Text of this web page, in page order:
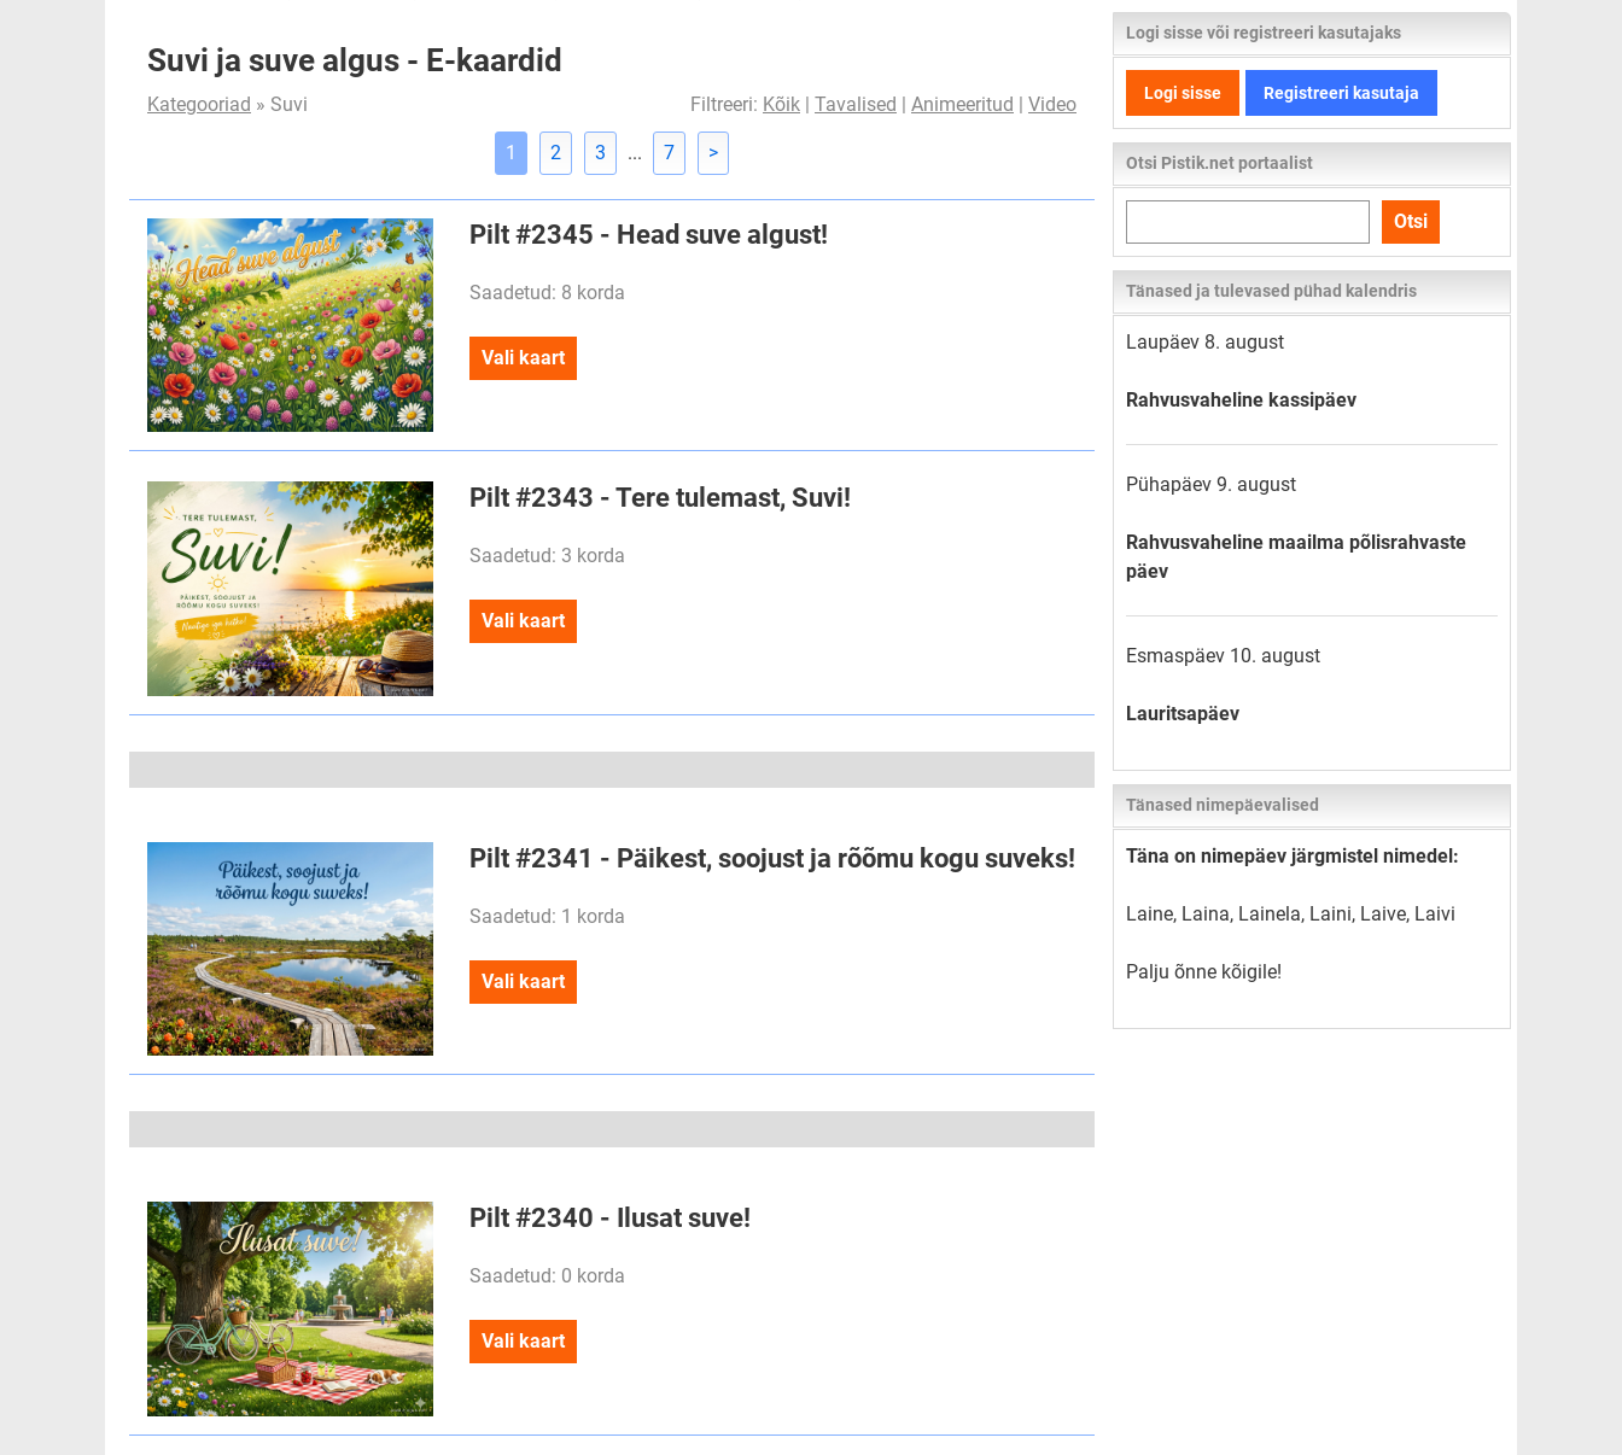
Suvi ja suve algus - E-kaardid
Kategooriad » Suvi Filtreeri: Kõik | Tavalised | Animeeritud | Video
1 2 3 ... 7 >
Pilt #2345 - Head suve algust!
Saadetud: 8 korda
Vali kaart
Pilt #2343 - Tere tulemast, Suvi!
Saadetud: 3 korda
Vali kaart
Pilt #2341 - Päikest, soojust ja rõõmu kogu suveks!
Saadetud: 1 korda
Vali kaart
Pilt #2340 - Ilusat suve!
Saadetud: 0 korda
Vali kaart
Logi sisse või registreeri kasutajaks
Logi sisse Registreeri kasutaja
Otsi Pistik.net portaalist
kogu
lehelt
Otsi
Tänased ja tulevased pühad kalendris
Laupäev 8. august
Rahvusvaheline kassipäev
Pühapäev 9. august
Rahvusvaheline maailma põlisrahvaste
päev
Esmaspäev 10. august
Lauritsapäev
Tänased nimepäevalised
Täna on nimepäev järgmistel nimedel:
Laine, Laina, Lainela, Laini, Laive, Laivi
Palju õnne kõigile!